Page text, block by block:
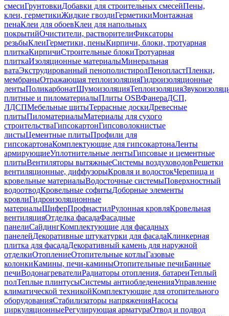
смесиГрунтовкиДобавки для строительных смесейПены,
клеи, герметикиЖидкие гвоздиГерметикиМонтажная
пенаКлеи для обоевКлеи для напольных
покрытийОчистители, растворителиФиксаторы
резьбыКлеиГерметики, пеныКирпичи, блоки, тротуарная
плиткаКирпичиСтроительные блокиТротуарная
плиткаИзоляционные материалыМинеральная
ватаЭкструдированный пенополистиролПенопластПленки,
мембраныОтражающая теплоизоляцияГидроизоляционные
лентыПоликарбонатШумоизоляцияТеплоизоляция
плитные и пиломатериалыПлиты OSBФанераДСП,
ЛДСПМебельные щитыТеррасные доскиДревесные
плитыПиломатериалыМатериалы для сухого
строительстваГипсокартонГипсоволокнистые
листыЦементные плитыПрофили для
гипсокартонаКомплектующие для гипсокартонаЛенты
армирующиеУплотнительные лентыГипсовые и цементные
плитыВентиляторы вытяжныеСистемы воздуховодовРешетки
вентиляционные, диффузорыКровля и водостокЧерепица и
кровельные материалыВодосточные системыПоверхностный
водоотводКровельные софитыДоборные элементы
кровлиГидроизоляционные
материалыШиферПрофнастилРулонная кровляКровельная
вентиляцияОтделка фасадаФасадные
панелиСайдингКомплектующие для фасадных
панелейДекоративные штукатурки для фасадаКлинкерная
плитка для фасадаДекоративный камень для наружной
отделкиОтоплениеОтопительные котлыГазовые
колонкиКамины, печи-каминыОтопительные печиБанные
печиВодонагревателиРадиаторы отопления, батареиТеплый
полТеплые плинтусыСистемы антиобледененияУправление
климатической техникойКомплектующие для отопительного
оборудованияСтабилизаторы напряженияНасосы
циркуляционныеРегулирующая арматураОтвод и подвод